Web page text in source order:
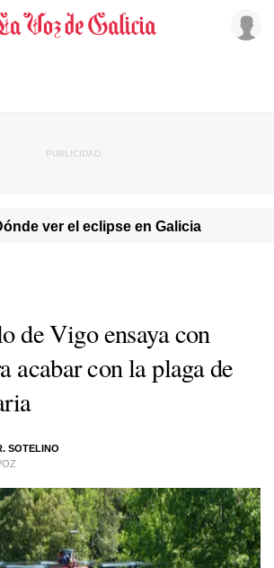
ver el eclipse en Galicia
de Vigo ensaya con
acabar con la plaga de
SOTELINO